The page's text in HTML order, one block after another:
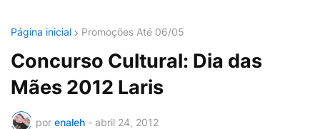
Página inicial Promoções Até 06/05
Concurso Cultural: Dia das
Mães 2012 Laris
por enaleh - abril 24, 2012